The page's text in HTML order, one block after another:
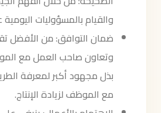
والقيام بالمسؤوليات
ضمان التوافق: من الأفضل
وتعاون صاحب العمل مع
بذل مجهود أكبر لمعرفة
مع الموظف لزيادة الإنتاج.